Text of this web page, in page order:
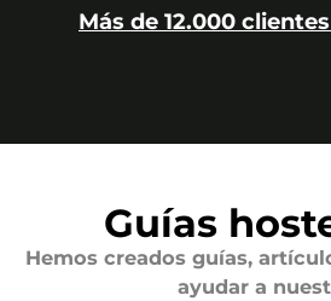
Más de 12.000
Guías
Hemos creados guías,
ayudar a